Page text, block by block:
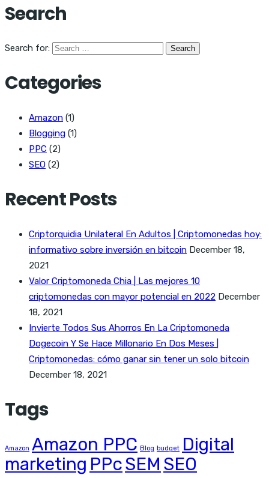
Search
Search for:
Categories
Amazon (1)
Blogging (1)
PPC (2)
SEO (2)
Recent Posts
Criptorquidia Unilateral En Adultos | Criptomonedas hoy:
informativo sobre inversión en bitcoin December 18,
2021
Valor Criptomoneda Chia | Las mejores 10
criptomonedas con mayor potencial en 2022 December
18, 2021
Invierte Todos Sus Ahorros En La Criptomoneda
Dogecoin Y Se Hace Millonario En Dos Meses |
Criptomonedas: cómo ganar sin tener un solo bitcoin
December 18, 2021
Tags
Amazon Amazon PPC Blog budget Digital
marketing PPcSEM SEO